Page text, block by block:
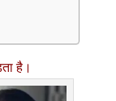
है।